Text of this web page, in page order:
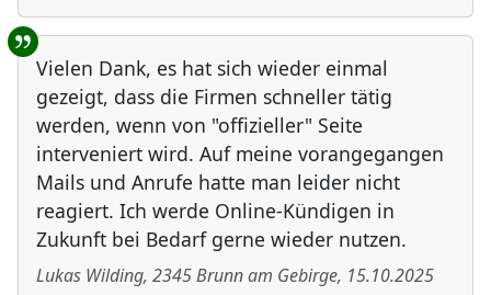
Vielen Dank, es hat sich wieder einmal
gezeigt, dass die Firmen schneller tätig
werden, wenn von "offizieller" Seite
interveniert wird. Auf meine vorangegangen
Mails und Anrufe hatte man leider nicht
reagiert. Ich werde Online-Kündigen in
Zukunft bei Bedarf gerne wieder nutzen.
Lukas Wilding, 2345Brunn am Gebirge, 15.10.2025